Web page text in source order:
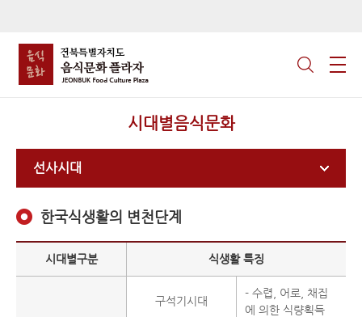
시대별음식문화
선사시대
한국식생활의 변천단계
시대별구분 식생활 특징
구석기시대
- 수렵, 어로, 채집
에 의한 식량획득